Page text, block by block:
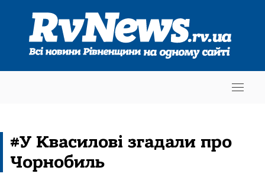
#У Квасилові згадали про
Чорнобиль